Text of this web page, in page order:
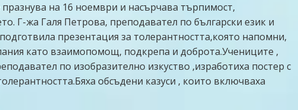
на 16 ноември и насърчава търпимост,
Г-жа Галя Петрова, преподавател по български език и
презентация за толерантността,която напомни,
като взаимопомощ, подкрепа и доброта.Учениците ,
по изобразително изкуство ,изработиха постер с
обсъдени казуси , които включваха